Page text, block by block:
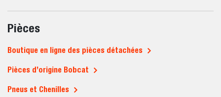
Pièces
Boutique en ligne des pièces détachées
Pièces d’origine Bobcat
Pneus et Chenilles